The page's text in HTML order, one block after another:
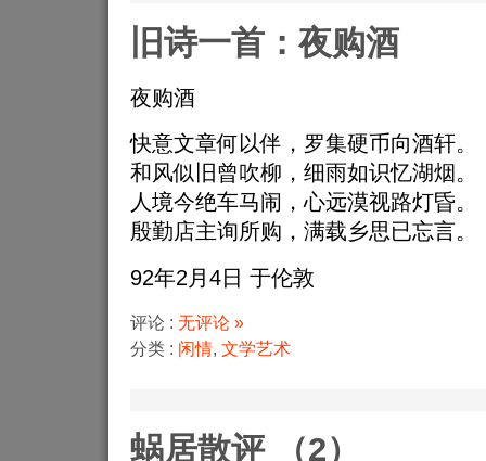
旧诗一首：夜购酒
夜购酒
快意文章何以伴，罗集硬币向酒轩。
和风似旧曾吹柳，细雨如识忆湖烟。
人境今绝车马闹，心远漠视路灯昏。
殷勤店主询所购，满载乡思已忘言。
92年2月4日 于伦敦
评论 : 无评论 »
分类 : 闲情, 文学艺术
蜗居散评 （2）